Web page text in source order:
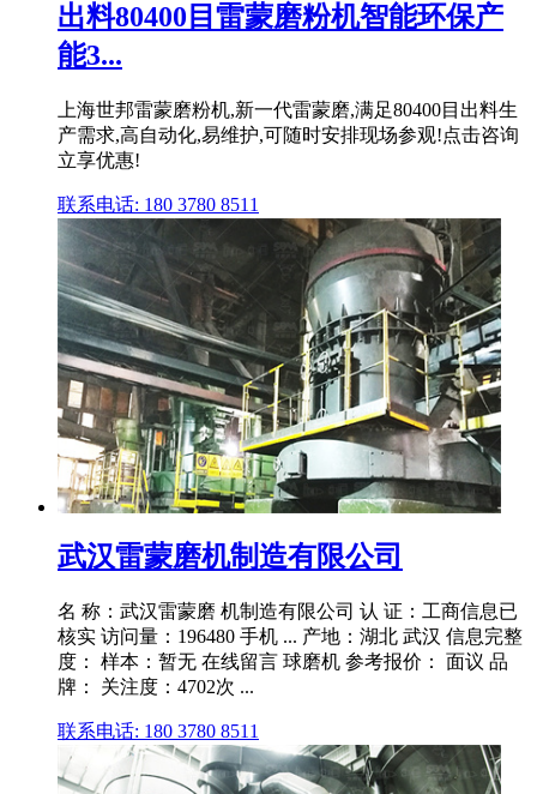
出料80400目雷蒙磨粉机智能环保产
能3...
上海世邦雷蒙磨粉机,新一代雷蒙磨,满足80400目出料生
产需求,高自动化,易维护,可随时安排现场参观!点击咨询
立享优惠!
联系电话: 180 3780 8511
武汉雷蒙磨机制造有限公司
名 称：武汉雷蒙磨 机制造有限公司 认 证：工商信息已
核实 访问量：196480 手机 ... 产地：湖北 武汉 信息完整
度： 样本：暂无 在线留言 球磨机 参考报价： 面议 品
牌： 关注度：4702次 ...
联系电话: 180 3780 8511